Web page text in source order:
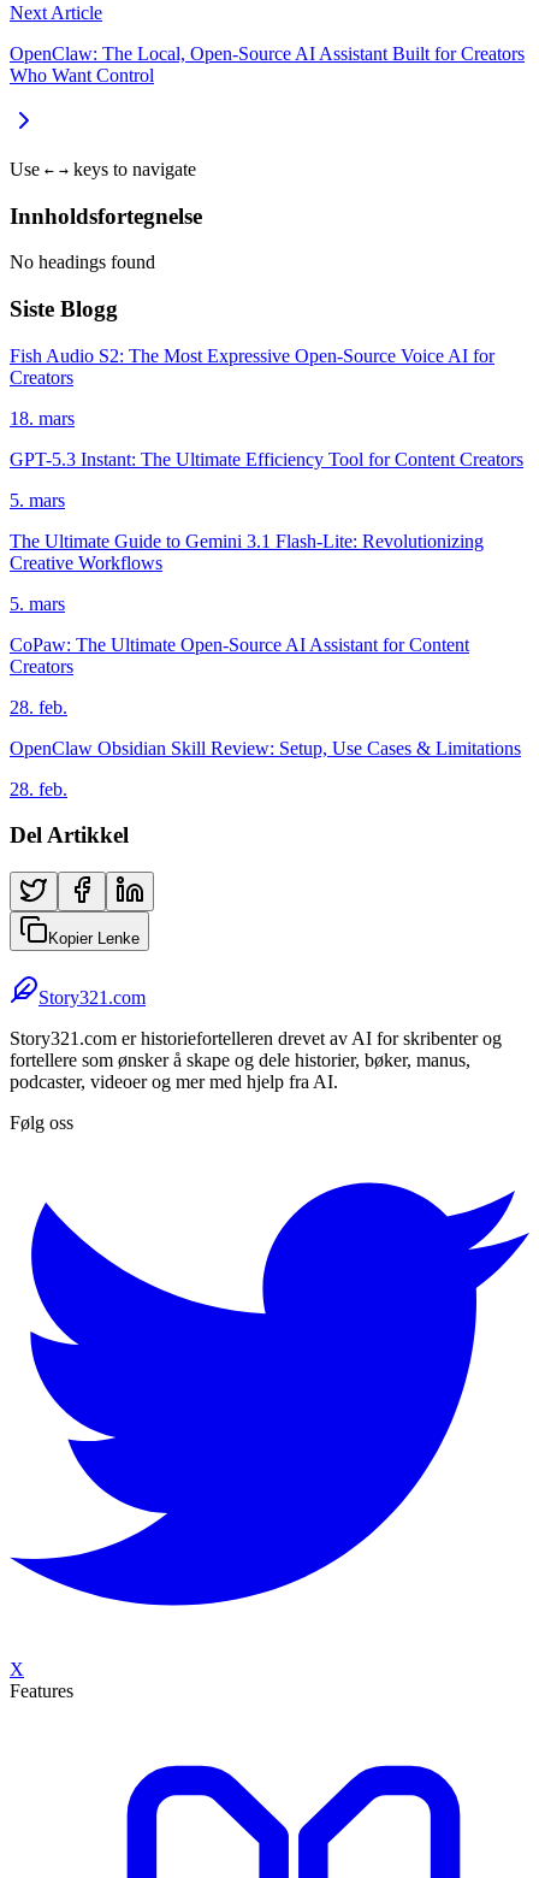
Next Article
OpenClaw: The Local, Open‑Source AI Assistant Built for Creators
Who Want Control
Use ← → keys to navigate
Innholdsfortegnelse
No headings found
Siste Blogg
Fish Audio S2: The Most Expressive Open-Source Voice AI for
Creators
18. mars
GPT-5.3 Instant: The Ultimate Efficiency Tool for Content Creators
5. mars
The Ultimate Guide to Gemini 3.1 Flash-Lite: Revolutionizing
Creative Workflows
5. mars
CoPaw: The Ultimate Open-Source AI Assistant for Content
Creators
28. feb.
OpenClaw Obsidian Skill Review: Setup, Use Cases & Limitations
28. feb.
Del Artikkel
Kopier Lenke
Story321.com
Story321.com er historiefortelleren drevet av AI for skribenter og
fortellere som ønsker å skape og dele historier, bøker, manus,
podcaster, videoer og mer med hjelp fra AI.
Følg oss
X
Features